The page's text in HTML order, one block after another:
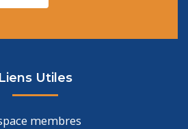
Liens Utiles
membres